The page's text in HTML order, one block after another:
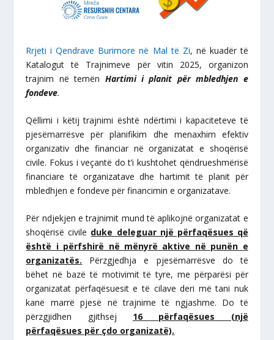
Rrjeti i Qendrave Burimore në Mal të Zi, në kuadër të
Katalogut të Trajnimeve për vitin 2025, organizon
trajnim në temën Hartimi i planit për mbledhjen e
fondeve.
Qëllimi i këtij trajnimi është ndërtimi i kapaciteteve të
pjesëmarrësve për planifikim dhe menaxhim efektiv
organizativ dhe financiar në organizatat e shoqërisë
civile. Fokus i veçantë do t’i kushtohet qëndrueshmërisë
financiare të organizatave dhe hartimit të planit për
mbledhjen e fondeve për financimin e organizatave.
Për ndjekjen e trajnimit mund të aplikojnë organizatat e
shoqërisë civile duke deleguar një përfaqësues që
është i përfshirë në mënyrë aktive në punën e
organizatës. Përzgjedhja e pjesëmarrësve do të
bëhet në bazë të motivimit të tyre, me përparësi për
organizatat përfaqësuesit e të cilave deri më tani nuk
kanë marrë pjesë në trajnime të ngjashme. Do të
përzgjidhen gjithsej 16 përfaqësues (një
përfaqësues për çdo organizatë).